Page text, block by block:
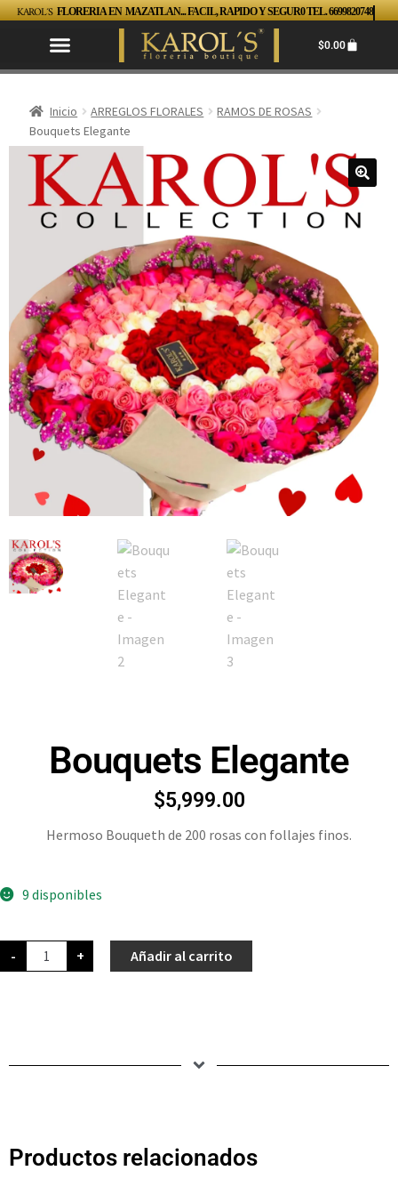
KAROL´S FLORERIA EN MAZATLAN... FACIL, RAPIDO Y SEGUR0 TEL. 6699820748
$0.00
Inicio ARREGLOS FLORALES
RAMOS DE ROSAS
Bouquets Elegante
Bouquets Elegante
$5,999.00
Hermoso Bouqueth de 200 rosas con follajes finos.
9 disponibles
- + Añadir al carrito
Productos relacionados